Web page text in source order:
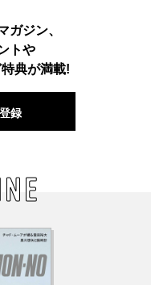
LINE
ガジン、
トや
典が満載!
録